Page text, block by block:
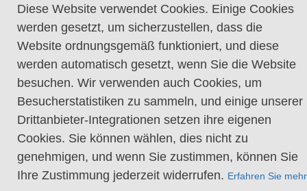
Diese Website verwendet Cookies. Einige Cookies
werden gesetzt, um sicherzustellen, dass die
Website ordnungsgemäß funktioniert, und diese
werden automatisch gesetzt, wenn Sie die Website
besuchen. Wir verwenden auch Cookies, um
Besucherstatistiken zu sammeln, und einige unserer
Drittanbieter-Integrationen setzen ihre eigenen
Cookies. Sie können wählen, dies nicht zu
genehmigen, und wenn Sie zustimmen, können Sie
Ihre Zustimmung jederzeit widerrufen. Erfahren Sie mehr
Utrustningstips vandring
Tips för cykeläventyr
Guidade vandringar
Cookie-Richtlinie